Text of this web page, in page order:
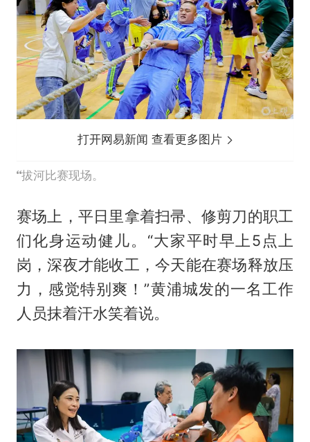
打开网易新闻 查看更多图片
拔河比赛现场。
赛场上，平日里拿着扫帚、修剪刀的职工
们化身运动健儿。“大家平时早上5点上
岗，深夜才能收工，今天能在赛场释放压
力，感觉特别爽！”黄浦城发的一名工作
人员抹着汗水笑着说。